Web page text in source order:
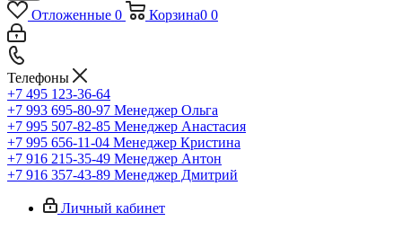
Отложенные 0 Корзина0 0
Телефоны
+7 495 123-36-64
+7 993 695-80-97 Менеджер Ольга
+7 995 507-82-85 Менеджер Анастасия
+7 995 656-11-04 Менеджер Кристина
+7 916 215-35-49 Менеджер Антон
+7 916 357-43-89 Менеджер Дмитрий
Личный кабинет